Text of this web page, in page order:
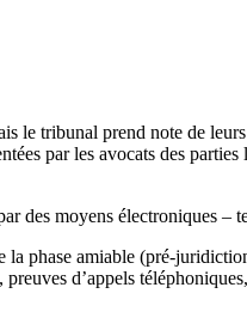
le tribunal prend note de
par les avocats des
des moyens électroniques –
phase amiable (pré-
d’appels